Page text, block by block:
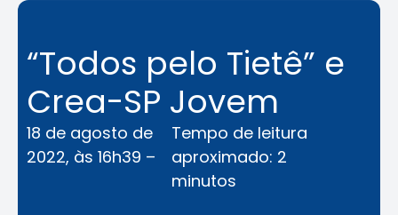
“Todos pelo Tietê” e
Crea-SP Jovem
18 de agosto de
2022, às 16h39 –
Tempo de leitura
aproximado: 2
minutos